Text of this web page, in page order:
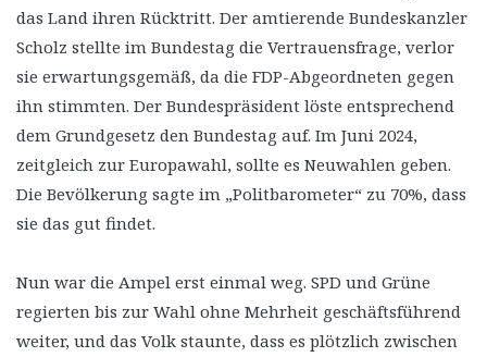
das Land ihren Rücktritt. Der amtierende Bundeskanzler
Scholz stellte im Bundestag die Vertrauensfrage, verlor
sie erwartungsgemäß, da die FDP-Abgeordneten gegen
ihn stimmten. Der Bundespräsident löste entsprechend
dem Grundgesetz den Bundestag auf. Im Juni 2024,
zeitgleich zur Europawahl, sollte es Neuwahlen geben.
Die Bevölkerung sagte im „Politbarometer“ zu 70%, dass
sie das gut findet.
Nun war die Ampel erst einmal weg. SPD und Grüne
regierten bis zur Wahl ohne Mehrheit geschäftsführend
weiter, und das Volk staunte, dass es plötzlich zwischen